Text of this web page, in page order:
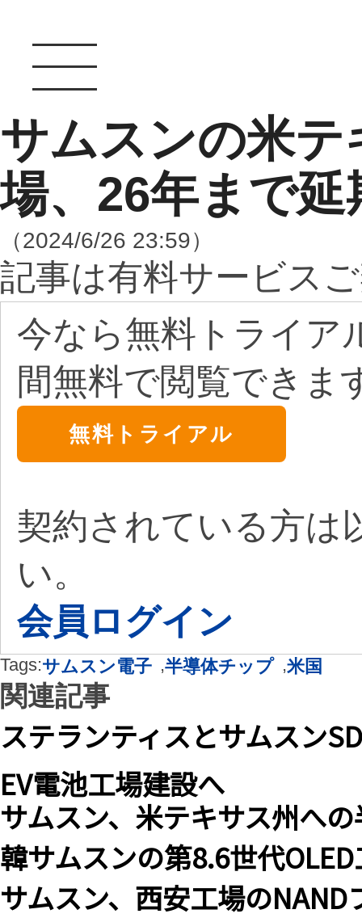
サムスンの米
場、26年まで延
（2024/6/26 23:59）
記事は有料サービス
今なら無料トライア
間無料で閲覧できま
無料トライアル
契約されている方は
い。
会員ログイン
Tags:サムスン電子 ,半導体チップ ,米国
関連記事
ステランティスとサムスン
EV電池工場建設へ
サムスン、米テキサス州へ
韓サムスンの第8.6世代
サムスン、西安工場の